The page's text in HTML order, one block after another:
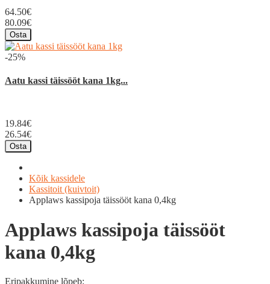
64.50€
80.09€
Osta
-25%
Aatu kassi täissööt kana 1kg...
19.84€
26.54€
Osta
Kõik kassidele
Kassitoit (kuivtoit)
Applaws kassipoja täissööt kana 0,4kg
Applaws kassipoja täissööt
kana 0,4kg
Eripakkumine lõpeb: